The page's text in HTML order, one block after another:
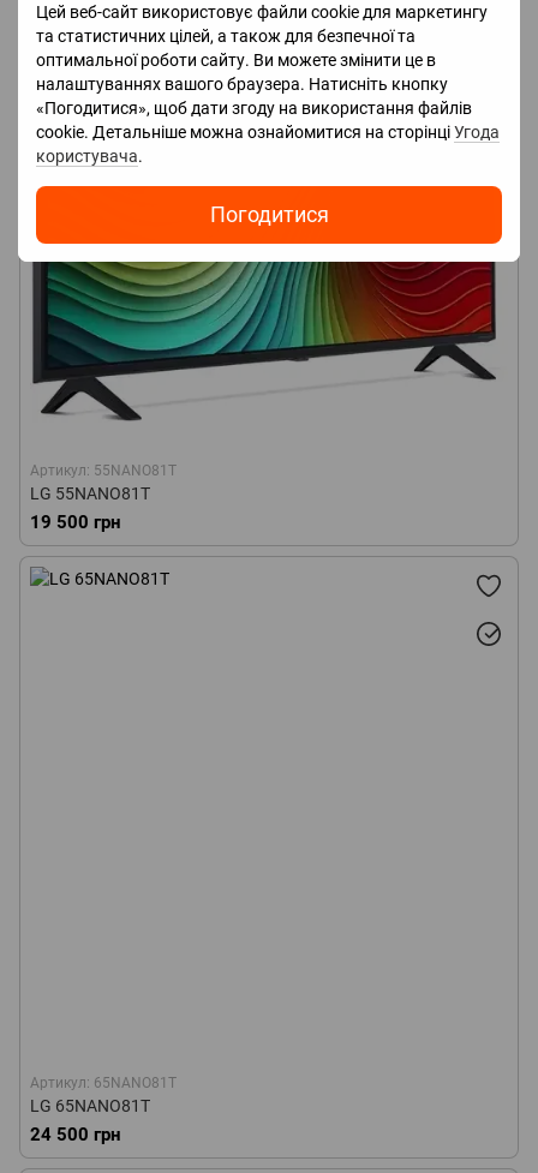
Цей веб-сайт використовує файли cookie для маркетингу
та статистичних цілей, а також для безпечної та
оптимальної роботи сайту. Ви можете змінити це в
налаштуваннях вашого браузера. Натисніть кнопку
«Погодитися», щоб дати згоду на використання файлів
cookie. Детальніше можна ознайомитися на сторінціУгода
користувача.
Погодитися
Артикул: 55NANO81T
LG 55NANO81T
19 500 грн
Артикул: 65NANO81T
LG 65NANO81T
24 500 грн